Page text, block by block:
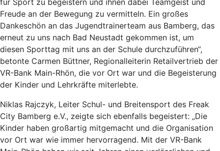
Freude an der Bewegung zu vermitteln. Ein großes
Dankeschön an das Jugendtrainerteam aus Bamberg, das
erneut zu uns nach Bad Neustadt gekommen ist, um
diesen Sporttag mit uns an der Schule durchzuführen“,
betonte Carmen Büttner, Regionalleiterin Retailvertrieb der
VR-Bank Main-Rhön, die vor Ort war und die Begeisterung
der Kinder und Lehrkräfte miterlebte.
Niklas Rajczyk, Leiter Schul- und Breitensport des Freak
City Bamberg e.V., zeigte sich ebenfalls begeistert: „Die
Kinder haben großartig mitgemacht und die Organisation
vor Ort war wie immer hervorragend. Mit der VR-Bank